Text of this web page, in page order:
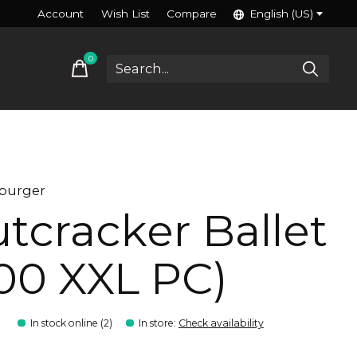
Account Wish List Compare English (US)
0items
Ballet
XXL PC)
In stock online (2) In store: Check availability